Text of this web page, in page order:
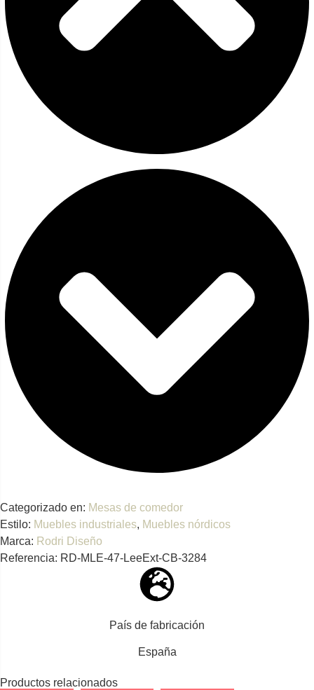
Categorizado en: Mesas de comedor
Estilo: Muebles industriales, Muebles nórdicos
Marca: Rodri Diseño
Referencia: RD-MLE-47-LeeExt-CB-3284
País de fabricación
España
Productos relacionados